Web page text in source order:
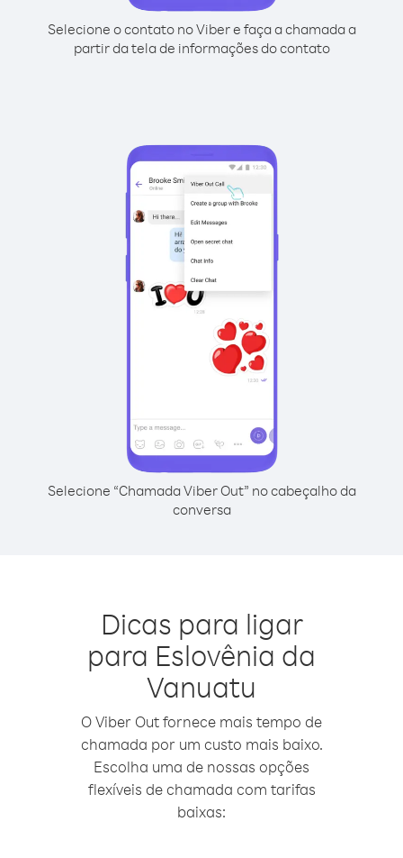
Selecione o contato no Viber e faça a chamada a
partir da tela de informações do contato
Selecione “Chamada Viber Out” no cabeçalho da
conversa
Dicas para ligar
para Eslovênia da
Vanuatu
O Viber Out fornece mais tempo de
chamada por um custo mais baixo.
Escolha uma de nossas opções
flexíveis de chamada com tarifas
baixas: